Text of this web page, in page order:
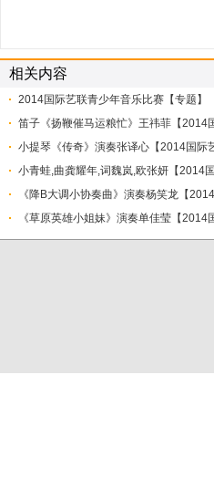
相关内容
2014国际艺联青少年音乐比赛【专题】
笛子《扬鞭催马运粮忙》王祎菲【2014
小提琴《传奇》演奏张译心【2014国际
小青蛙,曲龚耀年,词魏岚,欧张妍【2014
《降B大调小协奏曲》演奏杨笑龙​【
《草原英雄小姐妹》演奏单佳莹【2014